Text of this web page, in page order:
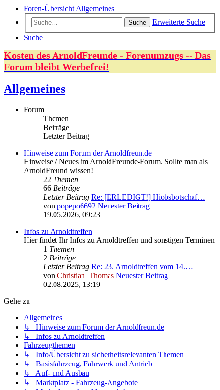
Foren-ÜbersichtAllgemeines
Suche
Erweiterte Suche
Suche
Kosten des ArnoldFreunde - Forenumzugs -- Das
Forum bleibt Werbefrei!
Allgemeines
Forum
Themen
Beiträge
Letzter Beitrag
Hinweise zum Forum der Arnoldfreun.de
Hinweise / Neues im ArnoldFreunde-Forum. Sollte man als
ArnoldFreund wissen!
22 Themen
66 Beiträge
Letzter Beitrag Re: [ERLEDIGT!] Hiobsbotschaf…
von popepo6692 Neuester Beitrag
19.05.2026, 09:23
Infos zu Arnoldtreffen
Hier findet Ihr Infos zu Arnoldtreffen und sonstigen Terminen
1 Themen
2 Beiträge
Letzter Beitrag Re: 23. Arnoldtreffen vom 14.…
von Christian_Thomas Neuester Beitrag
02.08.2025, 13:19
Gehe zu
Allgemeines
↳ Hinweise zum Forum der Arnoldfreun.de
↳ Infos zu Arnoldtreffen
Fahrzeugthemen
↳ Info/Übersicht zu sicherheitsrelevanten Themen
↳ Basisfahrzeug, Fahrwerk und Antrieb
↳ Auf- und Ausbau
↳ Marktplatz - Fahrzeug-Angebote